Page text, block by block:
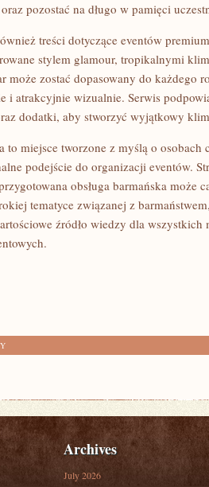
pozostać na długo w pamięci
treści dotyczące eventów
stylem glamour, tropikalnymi
zostać dopasowany do każdego
i atrakcyjnie wizualnie. Serwis
dodatki, aby stworzyć wyjątkowy
to miejsce tworzone z myślą o osobach
podejście do organizacji eventów.
obsługa barmańska może
tematyce związanej z
źródło wiedzy dla
Archives
July 2026